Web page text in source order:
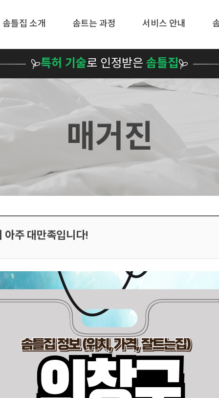
솜틀집 소개 솜트는 과정 서비스 안내
특허 기술로 인정받은 솜틀집
매거진
아주 대만족입니다!